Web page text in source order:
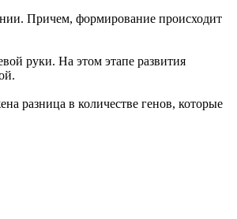
Причем, формирование происходит
руки. На этом этапе развития
разница в количестве генов, которые